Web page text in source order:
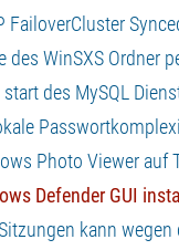
FailoverCluster
des WinSXS Ordner
des MySQL
Photo Viewer auf
Defender GUI
kann